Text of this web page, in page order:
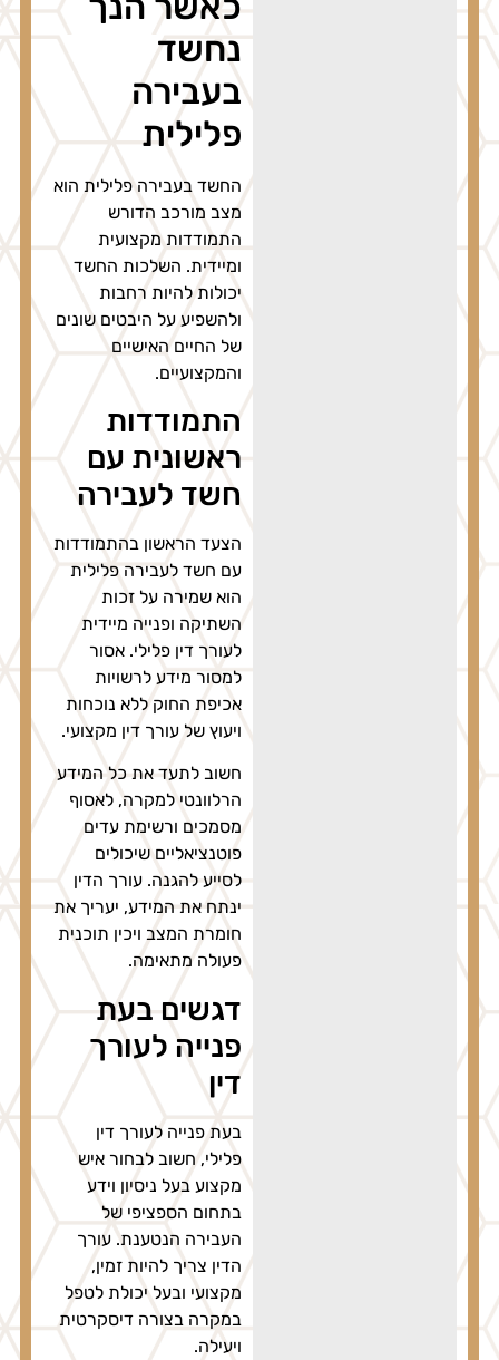
נחשד
בעבירה
פלילית
החשד בעבירה פלילית הוא
מצב מורכב הדורש
התמודדות מקצועית
ומיידית. השלכות החשד
יכולות להיות רחבות
ולהשפיע על היבטים שונים
של החיים האישיים
והמקצועיים.
התמודדות
ראשונית עם
חשד לעבירה
הצעד הראשון בהתמודדות
עם חשד לעבירה פלילית
הוא שמירה על זכות
השתיקה ופנייה מיידית
לעורך דין פלילי. אסור
למסור מידע לרשויות
אכיפת החוק ללא נוכחות
ויעוץ של עורך דין מקצועי.
חשוב לתעד את כל המידע
הרלוונטי למקרה, לאסוף
מסמכים ורשימת עדים
פוטנציאליים שיכולים
לסייע להגנה. עורך הדין
ינתח את המידע, יעריך את
חומרת המצב ויכין תוכנית
פעולה מתאימה.
דגשים בעת
פנייה לעורך
בעת פנייה לעורך דין
פלילי, חשוב לבחור איש
מקצוע בעל ניסיון וידע
בתחום הספציפי של
העבירה הנטענת. עורך
הדין צריך להיות זמין,
מקצועי ובעל יכולת לטפל
במקרה בצורה דיסקרטית